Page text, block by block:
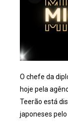
O chefe da
hoje pela
Teerão está
japoneses